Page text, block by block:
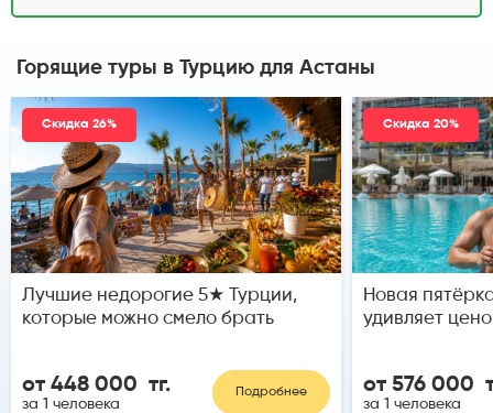
Горящие туры в Турцию для Астаны
Скидка 26%
Лучшие недорогие 5★ Турции,
которые можно смело брать
от 448 000 тг.
за 1 человека
Подробнее
Скидка 20%
Новая
удивляет
от 576 000
за 1 человека